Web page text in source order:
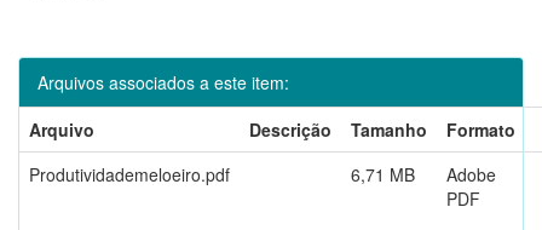
Arquivos associados a este item:
Arquivo
Descrição Tamanho
Formato
Produtividademeloeiro.pdf
6,71 MB
Adobe
PDF